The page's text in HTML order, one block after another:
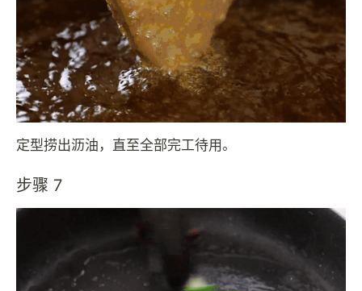
定型捞出沥油，直至全部完工待用。
步骤 7